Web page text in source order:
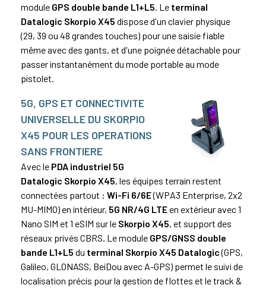
module GPS double bande L1+L5 . Le terminal
Datalogic Skorpio X45 dispose d'un clavier physique
(29, 39 ou 48 grandes touches) pour une saisie fiable
même avec des gants, et d'une poignée détachable pour
passer instantanément du mode portable au mode
pistolet.
5G, GPS ET CONNECTIVITE
UNIVERSELLE DU SKORPIO
X45 POUR LES OPERATIONS
SANS FRONTIERE
Avec le PDA industriel 5G
Datalogic Skorpio X45, les équipes terrain restent
connectées partout : Wi-Fi 6/6E(WPA3 Enterprise, 2x2
MU-MIMO) en intérieur, 5G NR/4G LTE en extérieur avec 1
Nano SIM et 1 eSIM sur le Skorpio X45, et support des
réseaux privés CBRS. Le module GPS/GNSS double
bande L1+L5 du terminal Skorpio X45 Datalogic(GPS,
Galileo, GLONASS, BeiDou avec A-GPS) permet le suivi de
localisation précis pour la gestion de flottes et le track &